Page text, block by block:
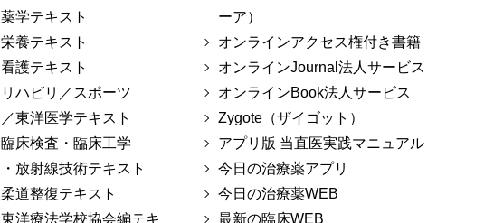
薬学テキスト
栄養テキスト
看護テキスト
リハビリ／スポーツ
／東洋医学テキスト
臨床検査・臨床工学
・放射線技術テキスト
柔道整復テキスト
東洋療法学校協会編テキ
ーア）
オンラインアクセス権付き書籍
オンラインJournal法人サービス
オンラインBook法人サービス
Zygote（ザイゴット）
アプリ版 当直医実践マニュアル
今日の治療薬アプリ
今日の治療薬WEB
最新の臨床WEB